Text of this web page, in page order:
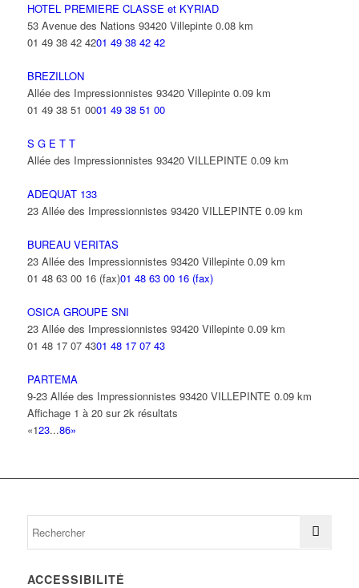
HOTEL PREMIERE CLASSE et KYRIAD
53 Avenue des Nations 93420 Villepinte 0.08 km
01 49 38 42 4201 49 38 42 42
BREZILLON
Allée des Impressionnistes 93420 Villepinte 0.09 km
01 49 38 51 0001 49 38 51 00
S G E T T
Allée des Impressionnistes 93420 VILLEPINTE 0.09 km
ADEQUAT 133
23 Allée des Impressionnistes 93420 VILLEPINTE 0.09 km
BUREAU VERITAS
23 Allée des Impressionnistes 93420 Villepinte 0.09 km
01 48 63 00 16 (fax)01 48 63 00 16 (fax)
OSICA GROUPE SNI
23 Allée des Impressionnistes 93420 Villepinte 0.09 km
01 48 17 07 4301 48 17 07 43
PARTEMA
9-23 Allée des Impressionnistes 93420 VILLEPINTE 0.09 km
Affichage 1 à 20 sur 2k résultats
«123...86»
ACCESSIBILITÉ